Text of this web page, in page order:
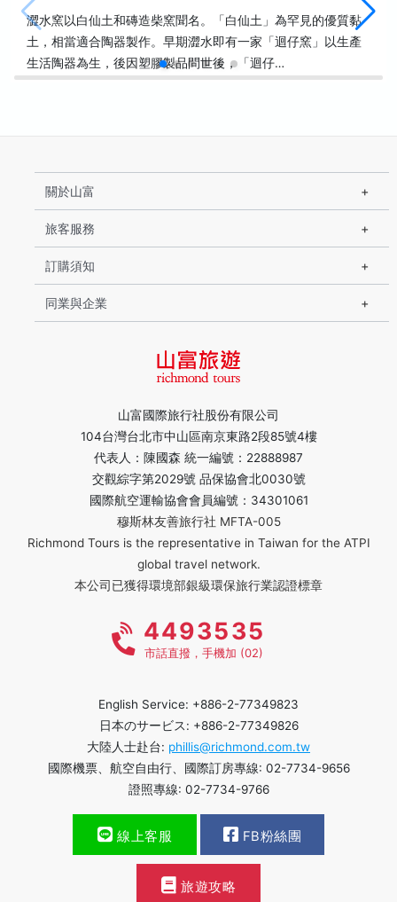
澀水窯以白仙土和磚造柴窯聞名。「白仙土」為罕見的優質黏
土，相當適合陶器製作。早期澀水即有一家「迴仔窯」以生產
生活陶器為生，後因塑膠製品問世後，「迴仔…
山富國際旅行社股份有限公司
104台灣台北市中山區南京東路2段85號4樓
代表人：陳國森 統一編號：22888987
交觀綜字第2029號 品保協會北0030號
國際航空運輸協會會員編號：34301061
穆斯林友善旅行社 MFTA-005
Richmond Tours is the representative in Taiwan for the ATPI
global travel network.
本公司已獲得環境部銀級環保旅行業認證標章
關於山富
旅客服務
訂購須知
同業與企業
4493535
市話直撥，手機加 (02)
English Service: +886-2-77349823
日本のサービス: +886-2-77349826
大陸人士赴台: phillis@richmond.com.tw
國際機票、航空自由行、國際訂房專線: 02-7734-9656
證照專線: 02-7734-9766
線上客服 FB粉絲團
旅遊攻略